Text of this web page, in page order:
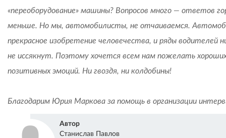
«переоборудование» машины? Вопросов много — ответов
меньше. Но мы, автомобилисты, не отчаиваемся.
прекрасное изобретение человечества, и ряды водителей
не иссякнут. Поэтому хочется всем нам пожелать
позитивных эмоций. Ни гвоздя, ни колдобины!
Благодарим Юрия Маркова за помощь в организации
Автор
Станислав Павлов